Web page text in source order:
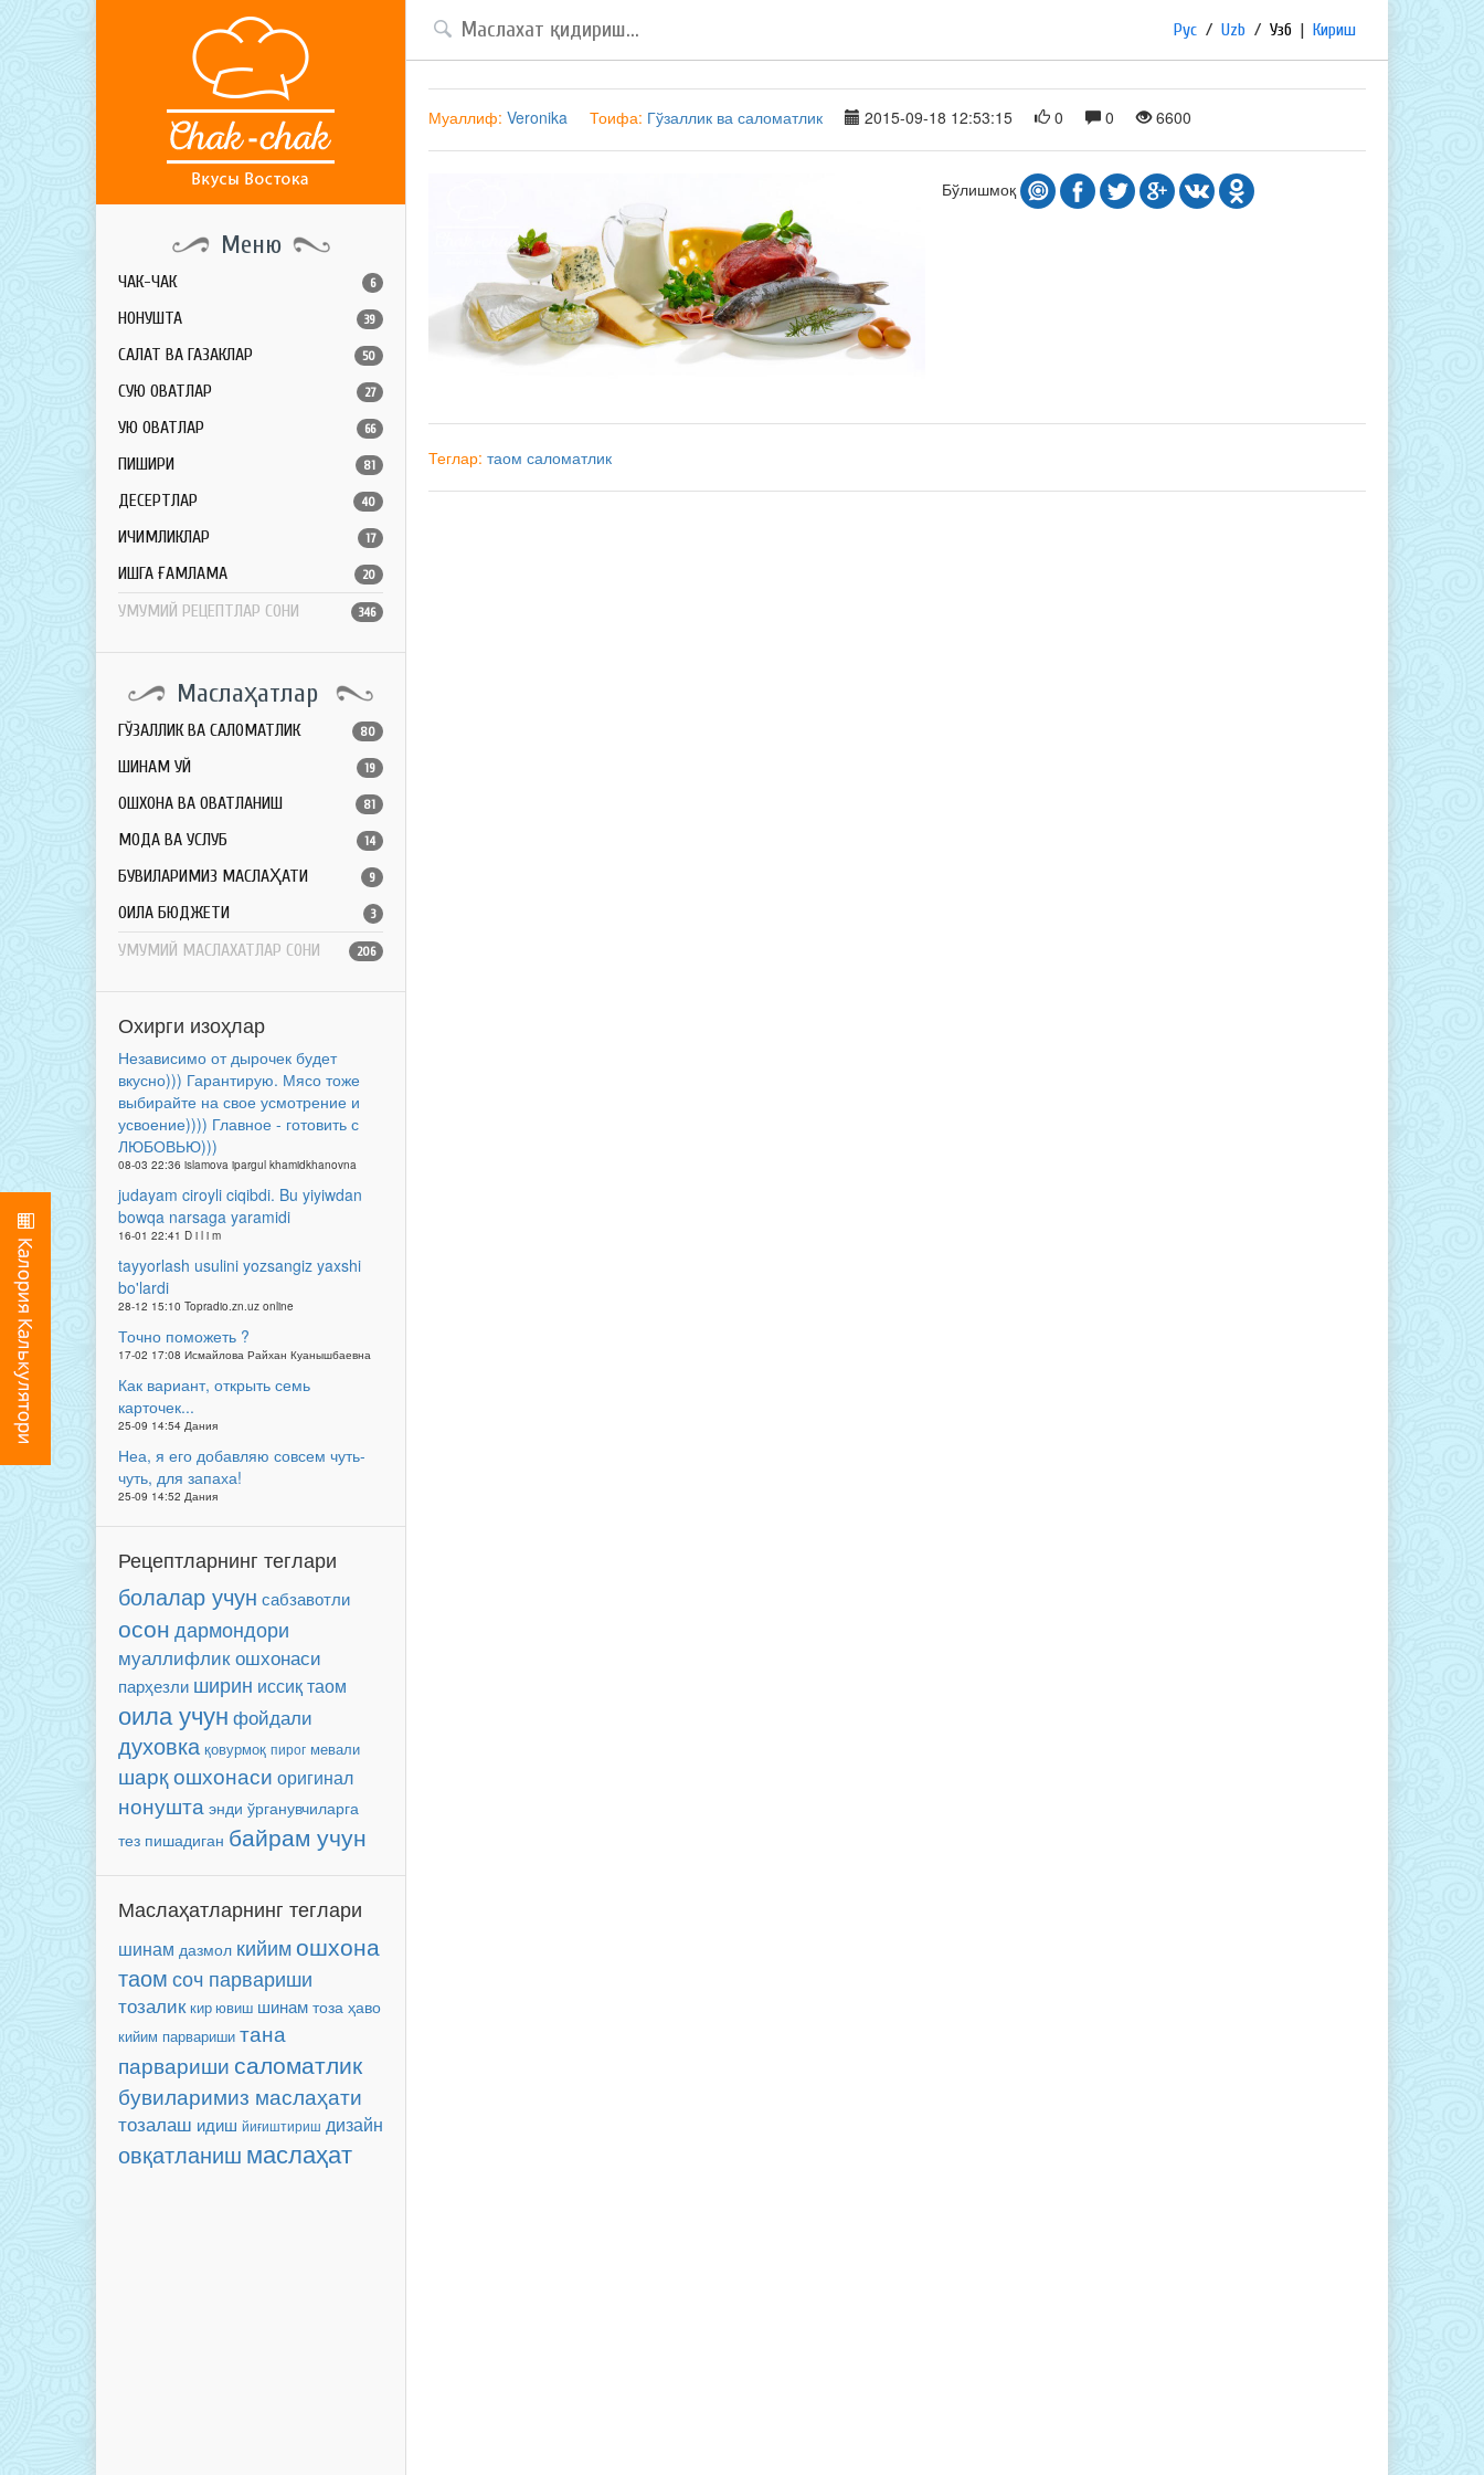
Меню
ЧАК-ЧАК 6
НОНУШТА 39
САЛАТ ВА ГАЗАКЛАР 50
СУЮҚ ОВҚАТЛАР 27
ҚУЮҚ ОВҚАТЛАР 66
ПИШИРИҚ 81
ДЕСЕРТЛАР 40
ИЧИМЛИКЛАР 17
ҚИШГА ҒАМЛАМА 20
УМУМИЙ РЕЦЕПТЛАР СОНИ 346
Маслаҳатлар
ГЎЗАЛЛИК ВА САЛОМАТЛИК 80
ШИНАМ УЙ 19
ОШХОНА ВА ОВҚАТЛАНИШ 81
МОДА ВА УСЛУБ 14
БУВИЛАРИМИЗ МАСЛАҲАТИ 9
ОИЛА БЮДЖЕТИ 3
УМУМИЙ МАСЛАХАТЛАР СОНИ 206
Охирги изоҳлар
Независимо от дырочек будет
вкусно))) Гарантирую. Мясо тоже
выбирайте на свое усмотрение и
усвоение)))) Главное - готовить с
ЛЮБОВЬЮ)))
08-03 22:36 islamova ipargul khamidkhanovna
judayam ciroyli ciqibdi. Bu yiyiwdan
bowqa narsaga yaramidi
16-01 22:41 D i l i m
tayyorlash usulini yozsangiz yaxshi
bo'lardi
28-12 15:10 Topradio.zn.uz online
Точно поможеть ?
17-02 17:08 Исмайлова Райхан Куанышбаевна
Как вариант, открыть семь
карточек...
25-09 14:54 Дания
Неа, я его добавляю совсем чуть-
чуть, для запаха!
25-09 14:52 Дания
Рецептларнинг теглари
болалар учун сабзавотли
осон дармондори
муаллифлик ошхонаси
парҳезли ширин иссиқ таом
оила учун фойдали
духовка қовурмоқ пирог мевали
шарқ ошхонаси оригинал
нонушта энди ўрганувчиларга
тез пишадиган байрам учун
Маслаҳатларнинг теглари
шинам дазмол кийим ошхона
таомсоч парвариши
тозалик кир ювиш шинам тоза ҳаво
кийим парвариши тана
парвариши саломатлик
бувиларимиз маслаҳати
тозалаш идиш йиғиштириш дизайн
овқатланиш маслаҳат
Рус / Uzb / Узб | Кириш
Муаллиф: Veronika Тоифа: Гўзаллик ва саломатлик 2015-09-18 12:53:15 0 0 6600
Бўлишмоқ
Теглар: таом саломатлик